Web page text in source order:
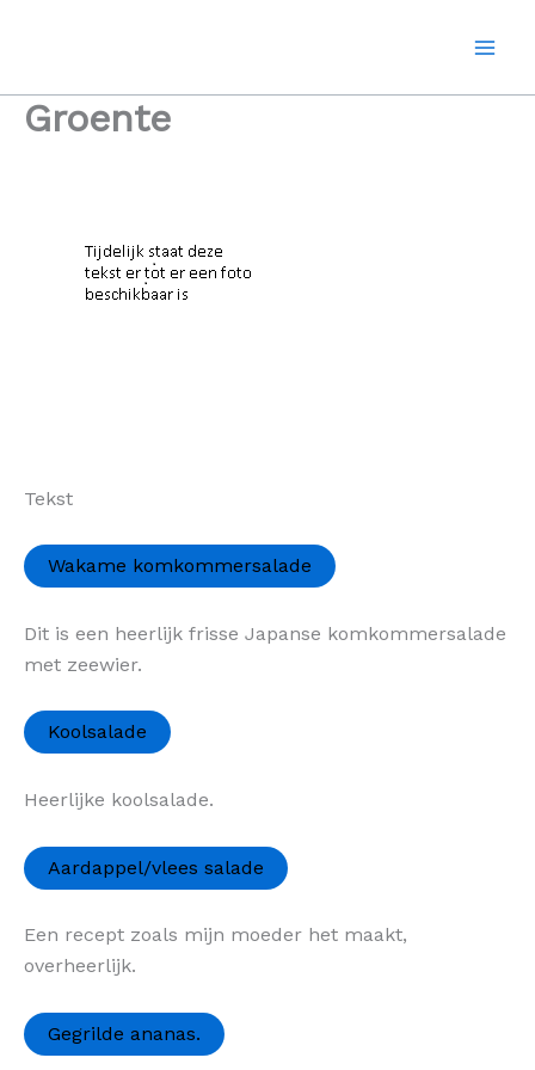
inhoud
Groente
Tekst
Wakame komkommersalade
Dit is een heerlijk frisse Japanse komkommersalade
met zeewier.
Koolsalade
Heerlijke koolsalade.
Aardappel/vlees salade
Een recept zoals mijn moeder het maakt,
overheerlijk.
Gegrilde ananas.